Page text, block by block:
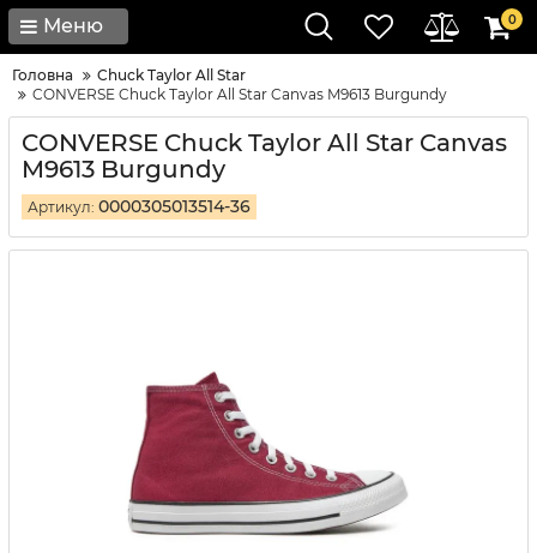
Меню 0
Головна
Chuck Taylor All Star
CONVERSE Chuck Taylor All Star Canvas M9613 Burgundy
CONVERSE Chuck Taylor All Star Canvas
M9613 Burgundy
Артикул: 0000305013514-36